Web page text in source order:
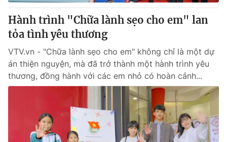
Hành trình "Chữa lành sẹo cho em" lan
tỏa tình yêu thương
VTV.vn - "Chữa lành sẹo cho em" không chỉ là một dự
án thiện nguyện, mà đã trở thành một hành trình yêu
thương, đồng hành với các em nhỏ có hoàn cảnh...